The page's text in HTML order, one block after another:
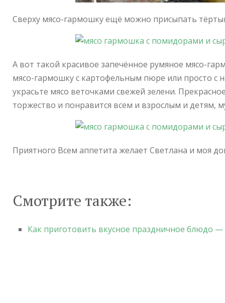
Сверху мясо-гармошку ещё можно присыпать
А вот такой красивое запечённое румяное мясо-
мясо-гармошку с картофельным пюре или просто с
украсьте мясо веточками свежей зелени.
торжество и понравится всем и взрослым и
Приятного Всем аппетита желает Светлана и моя
Смотрите также:
Как приготовить вкусное праздничное блюдо